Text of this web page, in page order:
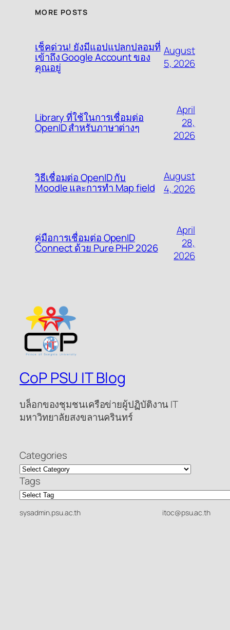
MORE POSTS
เช็คด่วน! ยังมีแอปแปลกปลอมที่
เข้าถึง Google Account ของ
คุณอยู่
August
5, 2026
Library ที่ใช้ในการเชื่อมต่อ
OpenID สำหรับภาษาต่างๆ
April
28,
2026
วิธีเชื่อมต่อ OpenID กับ
Moodle และการทำ Map field
August
4, 2026
คู่มือการเชื่อมต่อ OpenID
Connect ด้วย Pure PHP 2026
April
28,
2026
CoP PSU IT Blog
บล็อกของชุมชนเครือข่ายผู้ปฏิบัติงาน IT
มหาวิทยาลัยสงขลานครินทร์
Categories
Tags
sysadmin.psu.ac.th itoc@psu.ac.th